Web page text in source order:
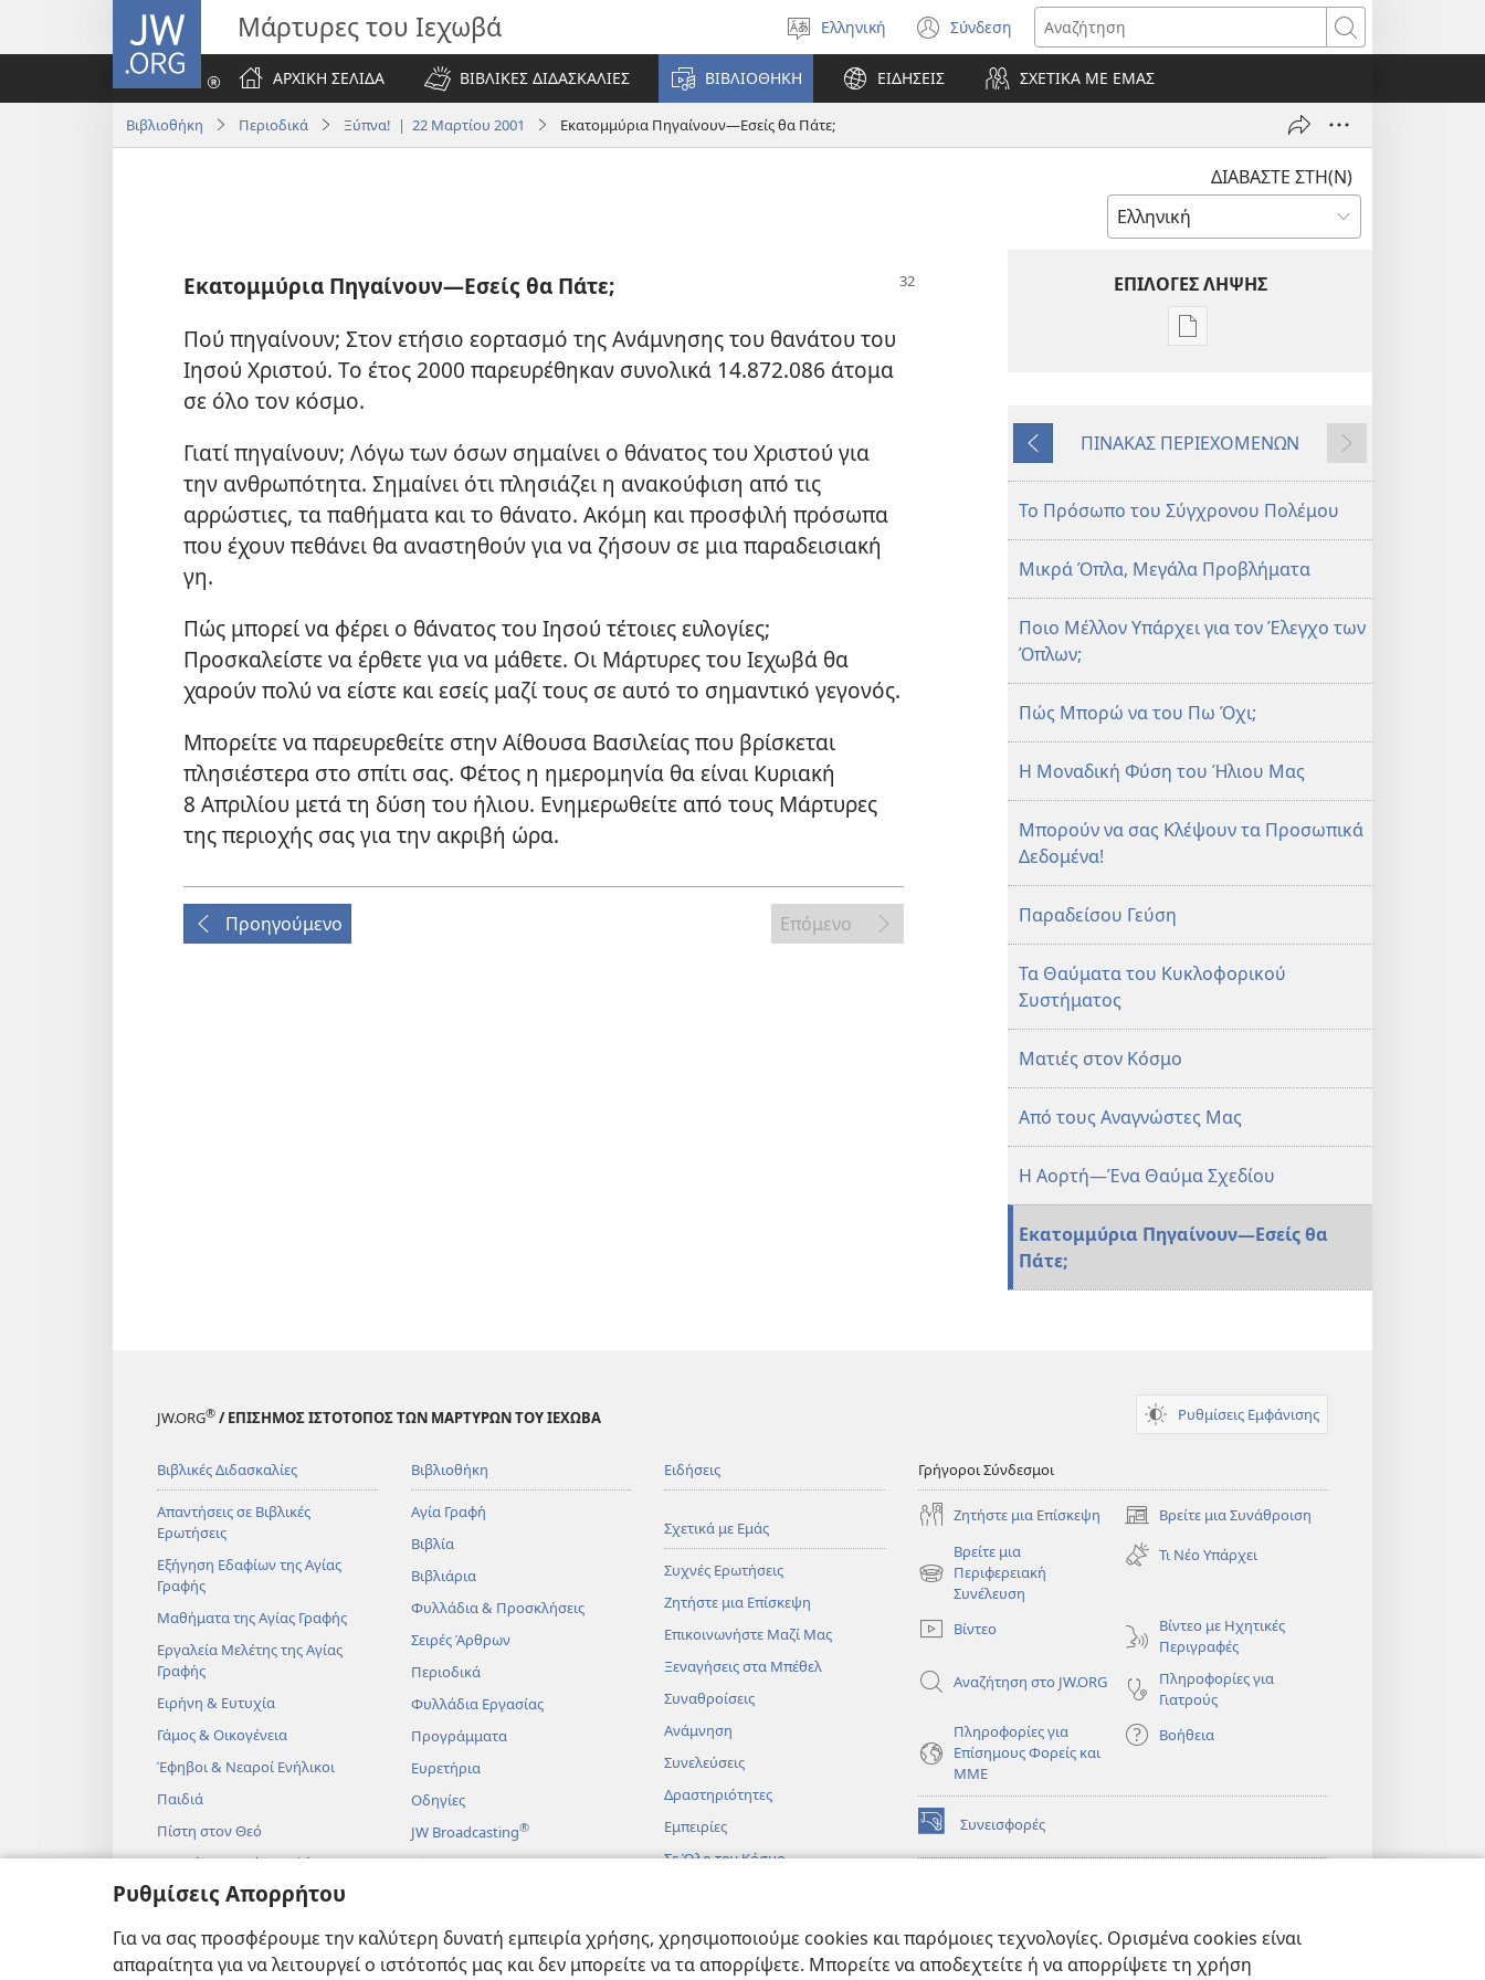
Ρυθμίσεις Απορρήτου
Για να σας προσφέρουμε την καλύτερη δυνατή εμπειρία χρήσης, χρησιμοποιούμε cookies και παρόμοιες τεχνολογίες. Ορισμένα cookies είναι
απαραίτητα για να λειτουργεί ο ιστότοπός μας και δεν μπορείτε να τα απορρίψετε. Μπορείτε να αποδεχτείτε ή να απορρίψετε τη χρήση
JW.ORG Μάρτυρες του Ιεχωβά
Επιλέξτε
γλώσσα
Ελληνική Σύνδεση
(ανοίγει
νέο
παράθυρο)
Αναζήτηση
ΑΡΧΙΚΗ ΣΕΛΙΔΑ
ΒΙΒΛΙΚΕΣ ΔΙΔΑΣΚΑΛΙΕΣ ΒΙΒΛΙΟΘΗΚΗ ΕΙΔΗΣΕΙΣ ΣΧΕΤΙΚΑ ΜΕ ΕΜΑΣ
Βιβλιοθήκη Περιοδικά Ξύπνα! | 22 Μαρτίου 2001 Εκατομμύρια Πηγαίνουν—Εσείς θα Πάτε;
ΔΙΑΒΑΣΤΕ ΣΤΗ(Ν)
Εκατομμύρια Πηγαίνουν​—Εσείς θα Πάτε;
Πού πηγαίνουν; Στον ετήσιο εορτασμό της Ανάμνησης του θανάτου του
Ιησού Χριστού. Το έτος 2000 παρευρέθηκαν συνολικά 14.872.086 άτομα
σε όλο τον κόσμο.
Γιατί πηγαίνουν; Λόγω των όσων σημαίνει ο θάνατος του Χριστού για
την ανθρωπότητα. Σημαίνει ότι πλησιάζει η ανακούφιση από τις
αρρώστιες, τα παθήματα και το θάνατο. Ακόμη και προσφιλή πρόσωπα
που έχουν πεθάνει θα αναστηθούν για να ζήσουν σε μια παραδεισιακή
γη.
Πώς μπορεί να φέρει ο θάνατος του Ιησού τέτοιες ευλογίες;
Προσκαλείστε να έρθετε για να μάθετε. Οι Μάρτυρες του Ιεχωβά θα
χαρούν πολύ να είστε και εσείς μαζί τους σε αυτό το σημαντικό γεγονός.
Μπορείτε να παρευρεθείτε στην Αίθουσα Βασιλείας που βρίσκεται
πλησιέστερα στο σπίτι σας. Φέτος η ημερομηνία θα είναι Κυριακή
8 Απριλίου μετά τη δύση του ήλιου. Ενημερωθείτε από τους Μάρτυρες
της περιοχής σας για την ακριβή ώρα.
Προηγούμενο Επόμενο
ΕΠΙΛΟΓΕΣ ΛΗΨΗΣ
Επιλογές
22 Μαρτίου
Προηγούμενο
ΠΙΝΑΚΑΣ ΠΕΡΙΕΧΟΜΕΝΩΝ
Επόμενο
Το Πρόσωπο του Σύγχρονου Πολέμου
Μικρά Όπλα, Μεγάλα Προβλήματα
Ποιο Μέλλον Υπάρχει για τον Έλεγχο των
Όπλων;
Πώς Μπορώ να του Πω Όχι;
Η Μοναδική Φύση του Ήλιου Μας
Μπορούν να σας Κλέψουν τα Προσωπικά
Δεδομένα!
Παραδείσου Γεύση
Τα Θαύματα του Κυκλοφορικού
Συστήματος
Ματιές στον Κόσμο
Από τους Αναγνώστες Μας
Η Αορτή—Ένα Θαύμα Σχεδίου
Εκατομμύρια Πηγαίνουν—Εσείς θα
Πάτε;
JW.ORG® / ΕΠΙΣΗΜΟΣ ΙΣΤΟΤΟΠΟΣ ΤΩΝ ΜΑΡΤΥΡΩΝ ΤΟΥ ΙΕΧΩΒΑ Ρυθμίσεις Εμφάνισης
Βιβλικές Διδασκαλίες
Απαντήσεις σε Βιβλικές
Ερωτήσεις
Εξήγηση Εδαφίων της Αγίας
Γραφής
Μαθήματα της Αγίας Γραφής
Εργαλεία Μελέτης της Αγίας
Γραφής
Ειρήνη & Ευτυχία
Γάμος & Οικογένεια
Έφηβοι & Νεαροί Ενήλικοι
Παιδιά
Πίστη στον Θεό
Επιστήμη & Αγία Γραφή
Ιστορία & Αγία Γραφή
Βιβλιοθήκη
Αγία Γραφή
Βιβλία
Βιβλιάρια
Φυλλάδια & Προσκλήσεις
Σειρές Άρθρων
Περιοδικά
Φυλλάδια Εργασίας
Προγράμματα
Ευρετήρια
Οδηγίες
JW Broadcasting®
Βίντεο
Ηχητικά Δράματα
Δραματοποιημένες Βιβλικές
Ειδήσεις
Σχετικά με Εμάς
Συχνές Ερωτήσεις
Ζητήστε μια Επίσκεψη
Επικοινωνήστε Μαζί Μας
Ξεναγήσεις στα Μπέθελ
Συναθροίσεις
Ανάμνηση
Συνελεύσεις
Δραστηριότητες
Εμπειρίες
Σε Όλο τον Κόσμο
Γρήγοροι Σύνδεσμοι
Ζητήστε μια Επίσκεψη Βρείτε μια Συνάθροιση
(ανοίγει
νέο
παράθυρο)
Βρείτε μια
Περιφερειακή
Συνέλευση
(ανοίγει
παράθυρο)
Τι Νέο Υπάρχει
Βίντεο
Βίντεο με Ηχητικές
Περιγραφές
Αναζήτηση στο JW.ORG
Πληροφορίες για
Γιατρούς
Πληροφορίες για
Επίσημους Φορείς και
ΜΜΕ
Βοήθεια
Συνεισφορές
(ανοίγει
νέο
νέο
παράθυρο)
παράθυρο)
JW Library ®
Βιβλιοθήκη της
Σκοπιάς